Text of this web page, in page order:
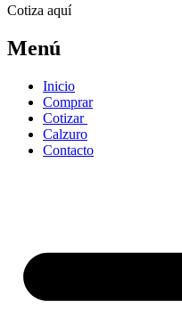
Cotiza aquí
Menú
Inicio
Comprar
Cotizar
Calzuro
Contacto